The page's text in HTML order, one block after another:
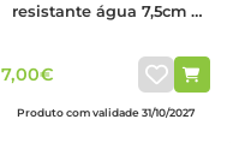
resistante água 7,5cm x
7,00€
Produto com validade 31/10/2027